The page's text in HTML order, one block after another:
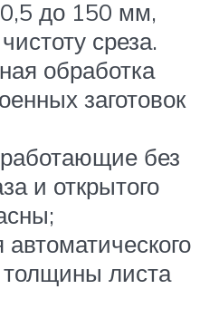
до 150 мм,
среза.
обработка
заготовок
без
и открытого
листа